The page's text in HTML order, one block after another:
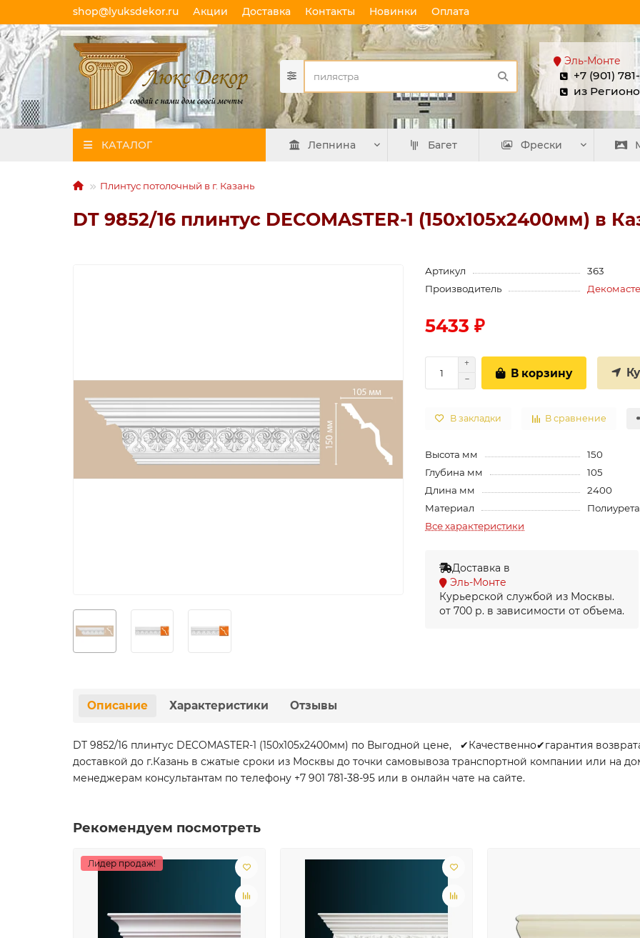
shop@lyuksdekor.ru Акции Доставка Контакты Новинки Оплата
Эль-Монте
+7 (901)
из
КАТАЛОГ Лепнина Багет Фрески
Плинтус потолочный в г. Казань
DT 9852/16 плинтус DECOMASTER-1 (150х105х2400мм) в
Артикул
363
Производитель
5433 ₽
В корзину
В закладки В сравнение
Высота мм
150
Глубина мм
105
Длина мм
2400
Материал
Все характеристики
Доставка в
Эль-Монте
Курьерской службой из Москвы.
от 700 р. в зависимости от объема.
Описание Характеристики Отзывы
DT 9852/16 плинтус DECOMASTER-1 (150х105х2400мм) по Выгодной цене, ✔Качественно✔гарантия
доставкой до г.Казань в сжатые сроки из Москвы до точки самовывоза транспортной компании или на
менеджерам консультантам по телефону +7 901 781-38-95 или в онлайн чате на сайте.
Рекомендуем посмотреть
Лидер продаж!